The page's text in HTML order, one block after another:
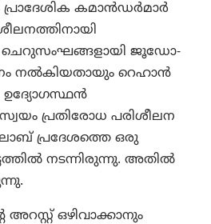
കമാൻഡർമാർ
ചെറുസംഘങ്ങളായി ജൂഡോ-
നൽകിയതായും റെഹാൻ
ഉദ്യോഗസ്ഥൻ
പ്രതിരോധ പരിശീലന
പ്രദേശത്തെ ഒരു
നടന്നിരുന്നു. അതിൽ
ഒഴിവാക്കാനും